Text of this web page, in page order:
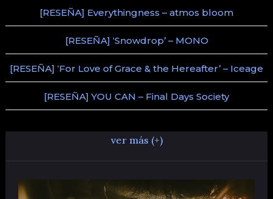
[RESEÑA] Everythingness – atmos bloom
[RESEÑA] ‘Snowdrop’ – MONO
[RESEÑA] ‘For Love of Grace & the Hereafter’ – Iceage
[RESEÑA] YOU CAN – Final Days Society
ver más (+)